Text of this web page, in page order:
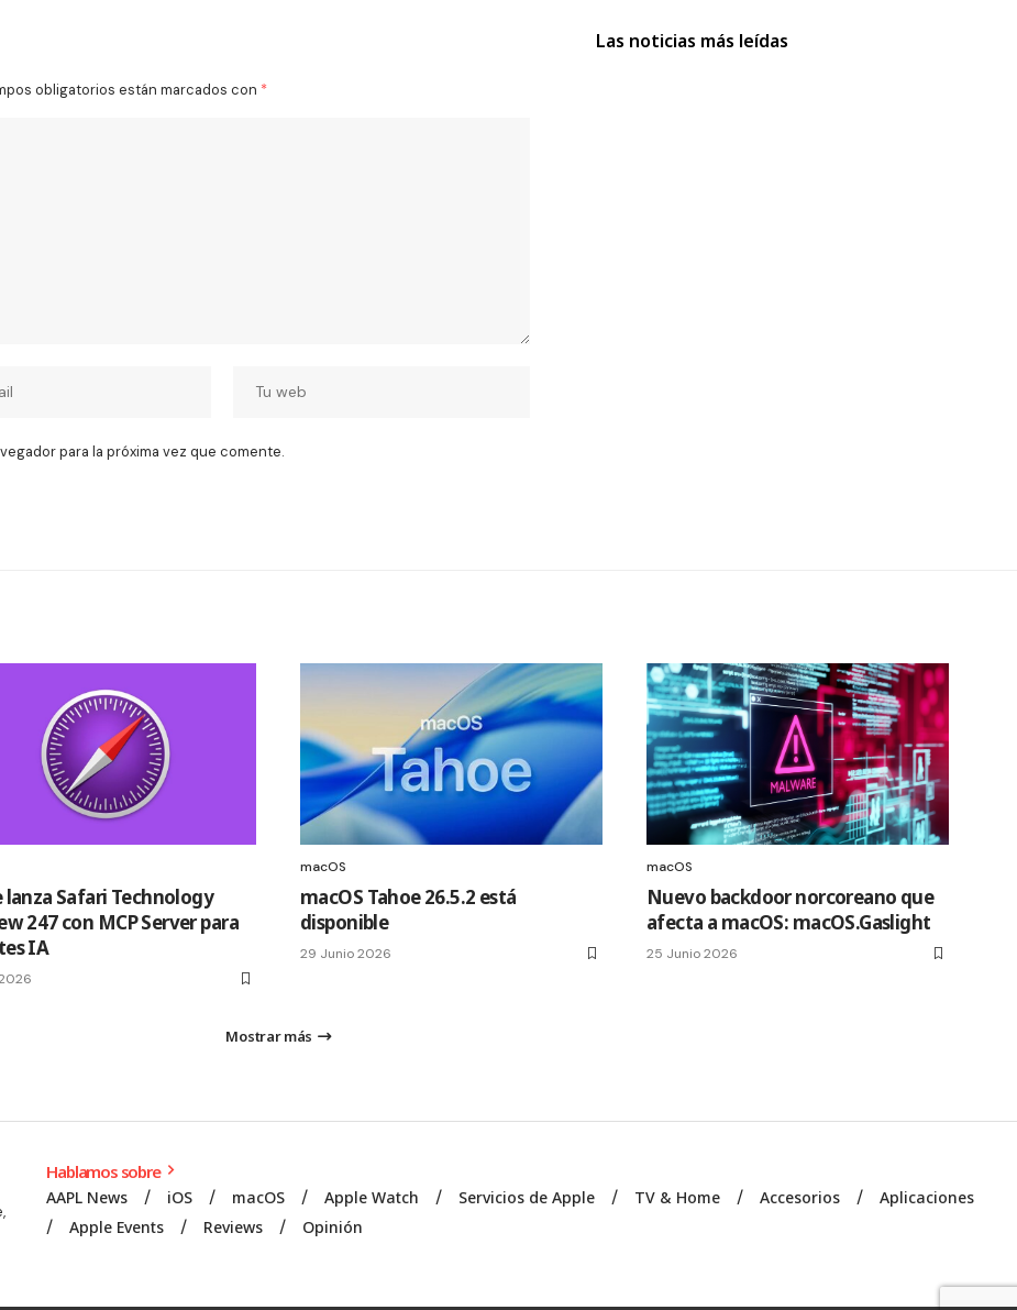
obligatorios están marcados con *
para la próxima vez que comente.
Las noticias más leídas
lanza Safari Technology
247 con MCP Server para
IA
macOS
macOS Tahoe 26.5.2 está
disponible
29 Junio 2026
macOS
Nuevo backdoor norcoreano que
afecta a macOS: macOS.Gaslight
25 Junio 2026
Mostrar más
Hablamos sobre
AAPL News iOS macOS Apple Watch Servicios de Apple TV & Home Accesorios
Aplicaciones
Apple Events
Reviews Opinión